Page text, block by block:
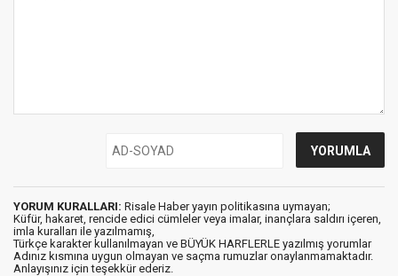
YORUM KURALLARI: Risale Haber yayın politikasına uymayan;
Küfür, hakaret, rencide edici cümleler veya imalar, inançlara saldırı içeren,
imla kuralları ile yazılmamış,
Türkçe karakter kullanılmayan ve BÜYÜK HARFLERLE yazılmış yorumlar
Adınız kısmına uygun olmayan ve saçma rumuzlar onaylanmamaktadır.
Anlayışınız için teşekkür ederiz.